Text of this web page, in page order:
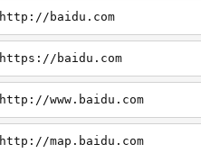
http://baidu.com
https://baidu.com
http://www.baidu.com
http://map.baidu.com